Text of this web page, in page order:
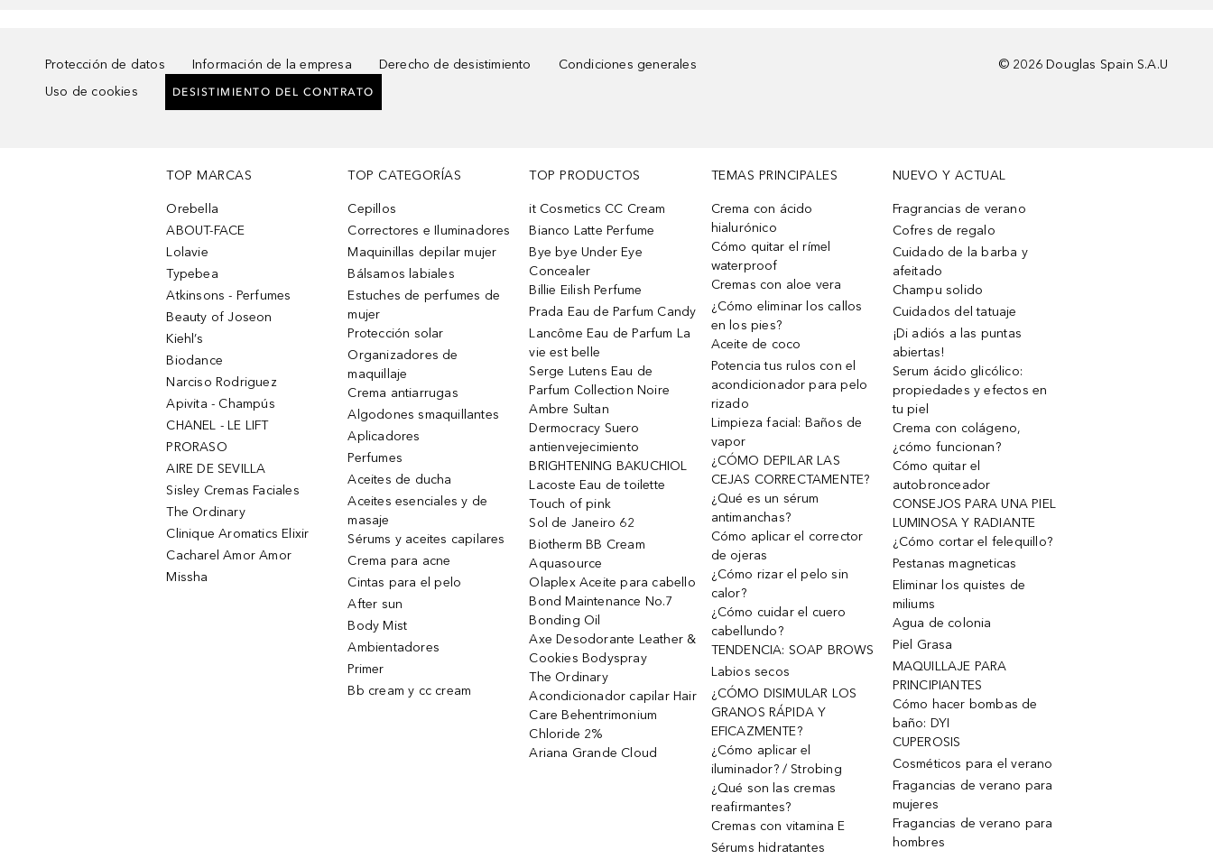
Protección de datos Información de la empresa Derecho de desistimiento
Condiciones generales
Uso de cookies
DESISTIMIENTO DEL CONTRATO
© 2026 Douglas Spain S.A.U
TOP MARCAS
Orebella
ABOUT-FACE
Lolavie
Typebea
Atkinsons - Perfumes
Beauty of Joseon
Kiehl’s
Biodance
Narciso Rodriguez
Apivita - Champús
CHANEL - LE LIFT
PRORASO
AIRE DE SEVILLA
Sisley Cremas Faciales
The Ordinary
Clinique Aromatics Elixir
Cacharel Amor Amor
Missha
TOP CATEGORÍAS
Cepillos
Correctores e Iluminadores
Maquinillas depilar mujer
Bálsamos labiales
Estuches de perfumes de
mujer
Protección solar
Organizadores de
maquillaje
Crema antiarrugas
Algodones smaquillantes
Aplicadores
Perfumes
Aceites de ducha
Aceites esenciales y de
masaje
Sérums y aceites capilares
Crema para acne
Cintas para el pelo
After sun
Body Mist
Ambientadores
Primer
Bb cream y cc cream
TOP PRODUCTOS
it Cosmetics CC Cream
Bianco Latte Perfume
Bye bye Under Eye
Concealer
Billie Eilish Perfume
Prada Eau de Parfum Candy
Lancôme Eau de Parfum La
vie est belle
Serge Lutens Eau de
Parfum Collection Noire
Ambre Sultan
Dermocracy Suero
antienvejecimiento
BRIGHTENING BAKUCHIOL
Lacoste Eau de toilette
Touch of pink
Sol de Janeiro 62
Biotherm BB Cream
Aquasource
Olaplex Aceite para cabello
Bond Maintenance No.7
Bonding Oil
Axe Desodorante Leather &
Cookies Bodyspray
The Ordinary
Acondicionador capilar Hair
Care Behentrimonium
Chloride 2%
Ariana Grande Cloud
TEMAS PRINCIPALES
Crema con ácido
hialurónico
Cómo quitar el rímel
waterproof
Cremas con aloe vera
¿Cómo eliminar los callos
en los pies?
Aceite de coco
Potencia tus rulos con el
acondicionador para pelo
rizado
Limpieza facial: Baños de
vapor
¿CÓMO DEPILAR LAS
CEJAS CORRECTAMENTE?
¿Qué es un sérum
antimanchas?
Cómo aplicar el corrector
de ojeras
¿Cómo rizar el pelo sin
calor?
¿Cómo cuidar el cuero
cabellundo?
TENDENCIA: SOAP BROWS
Labios secos
¿CÓMO DISIMULAR LOS
GRANOS RÁPIDA Y
EFICAZMENTE?
¿Cómo aplicar el
iluminador? / Strobing
¿Qué son las cremas
reafirmantes?
Cremas con vitamina E
Sérums hidratantes
NUEVO Y ACTUAL
Fragrancias de verano
Cofres de regalo
Cuidado de la barba y
afeitado
Champu solido
Cuidados del tatuaje
¡Di adiós a las puntas
abiertas!
Serum ácido glicólico:
propiedades y efectos en
tu piel
Crema con colágeno,
¿cómo funcionan?
Cómo quitar el
autobronceador
CONSEJOS PARA UNA PIEL
LUMINOSA Y RADIANTE
¿Cómo cortar el felequillo?
Pestanas magneticas
Eliminar los quistes de
miliums
Agua de colonia
Piel Grasa
MAQUILLAJE PARA
PRINCIPIANTES
Cómo hacer bombas de
baño: DYI
CUPEROSIS
Cosméticos para el verano
Fragancias de verano para
mujeres
Fragancias de verano para
hombres